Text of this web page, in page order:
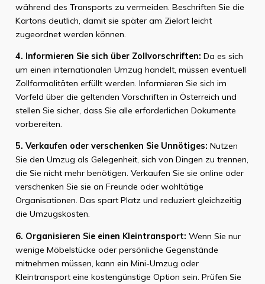
während des Transports zu vermeiden. Beschriften Sie die
Kartons deutlich, damit sie später am Zielort leicht
zugeordnet werden können.
4. Informieren Sie sich über Zollvorschriften: Da es sich
um einen internationalen Umzug handelt, müssen eventuell
Zollformalitäten erfüllt werden. Informieren Sie sich im
Vorfeld über die geltenden Vorschriften in Österreich und
stellen Sie sicher, dass Sie alle erforderlichen Dokumente
vorbereiten.
5. Verkaufen oder verschenken Sie Unnötiges: Nutzen
Sie den Umzug als Gelegenheit, sich von Dingen zu trennen,
die Sie nicht mehr benötigen. Verkaufen Sie sie online oder
verschenken Sie sie an Freunde oder wohltätige
Organisationen. Das spart Platz und reduziert gleichzeitig
die Umzugskosten.
6. Organisieren Sie einen Kleintransport: Wenn Sie nur
wenige Möbelstücke oder persönliche Gegenstände
mitnehmen müssen, kann ein Mini-Umzug oder
Kleintransport eine kostengünstige Option sein. Prüfen Sie